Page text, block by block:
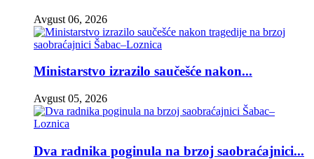
Avgust 06, 2026
Ministarstvo izrazilo saučešće nakon...
Avgust 05, 2026
Dva radnika poginula na brzoj saobraćajnici...